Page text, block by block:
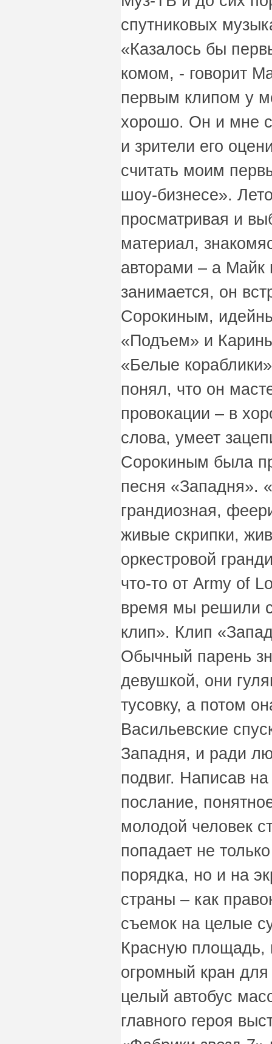
спутниковых
«Казалось бы
комом, - говорит
первым клипом у
хорошо. Он и мне
и зрители его
считать моим
шоу-бизнесе».
просматривая и
материал,
авторами – а Майк
занимается, он
Сорокиным,
«Подъем» и
«Белые
понял, что он
провокации – в
слова, умеет
Сорокиным была
песня «Западня».
грандиозная,
живые скрипки,
оркестровой
что-то от Army of
время мы решили
клип». Клип
Обычный парень
девушкой, они
тусовку, а потом
Васильевские
Западня, и ради
подвиг. Написав
послание,
молодой человек
попадает не
порядка, но и на
страны – как
съемок на целые
Красную площадь,
огромный кран
целый автобус
главного героя